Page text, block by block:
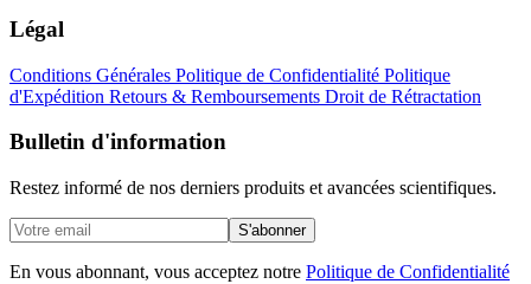
Légal
Conditions Générales Politique de Confidentialité Politique
d'Expédition Retours & Remboursements Droit de Rétractation
Bulletin d'information
Restez informé de nos derniers produits et avancées scientifiques.
S'abonner
En vous abonnant, vous acceptez notre Politique de Confidentialité